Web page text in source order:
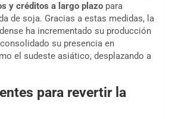
y créditos a largo plazo para
de soja. Gracias a estas medidas, la
ha incrementado su producción
su presencia en
el sudeste asiático, desplazando a
para revertir la